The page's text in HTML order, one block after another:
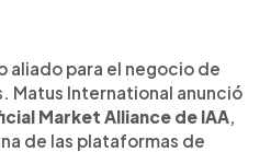
aliado para el negocio de
Matus International anunció
Market Alliance de IAA,
de las plataformas de